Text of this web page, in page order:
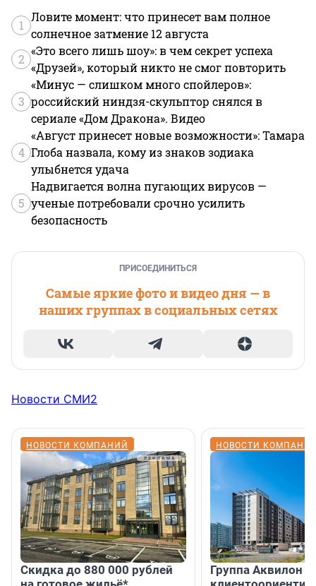
1
Ловите момент: что принесет вам полное
солнечное затмение 12 августа
2
«Это всего лишь шоу»: в чем секрет успеха
«Друзей», который никто не смог повторить
3
«Минус — слишком много спойлеров»:
российский ниндзя-скульптор снялся в
сериале «Дом Дракона». Видео
4
«Август принесет новые возможности»: Тамара
Глоба назвала, кому из знаков зодиака
улыбнется удача
5
Надвигается волна пугающих вирусов —
ученые потребовали срочно усилить
безопасность
ПРИСОЕДИНИТЬСЯ
Самые яркие фото и видео дня — в
наших группах в социальных сетях
Новости СМИ2
НОВОСТИ КОМПАНИЙ
Скидка до 880 000 рублей
НОВОСТИ
Группа Аквилон